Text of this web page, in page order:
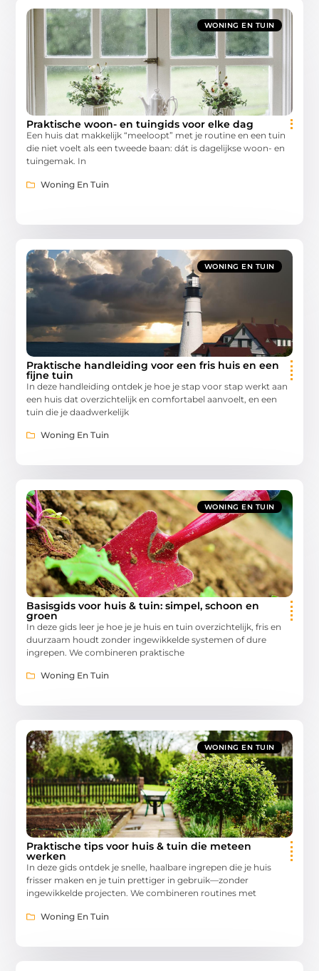
WONING EN TUIN
Praktische woon- en tuingids voor elke dag
Een huis dat makkelijk “meeloopt” met je routine en een tuin
die niet voelt als een tweede baan: dát is dagelijkse woon- en
tuingemak. In
Woning En Tuin
WONING EN TUIN
Praktische handleiding voor een fris huis en een
fijne tuin
In deze handleiding ontdek je hoe je stap voor stap werkt aan
een huis dat overzichtelijk en comfortabel aanvoelt, en een
tuin die je daadwerkelijk
Woning En Tuin
WONING EN TUIN
Basisgids voor huis & tuin: simpel, schoon en
groen
In deze gids leer je hoe je je huis en tuin overzichtelijk, fris en
duurzaam houdt zonder ingewikkelde systemen of dure
ingrepen. We combineren praktische
Woning En Tuin
WONING EN TUIN
Praktische tips voor huis & tuin die meteen
werken
In deze gids ontdek je snelle, haalbare ingrepen die je huis
frisser maken en je tuin prettiger in gebruik—zonder
ingewikkelde projecten. We combineren routines met
Woning En Tuin